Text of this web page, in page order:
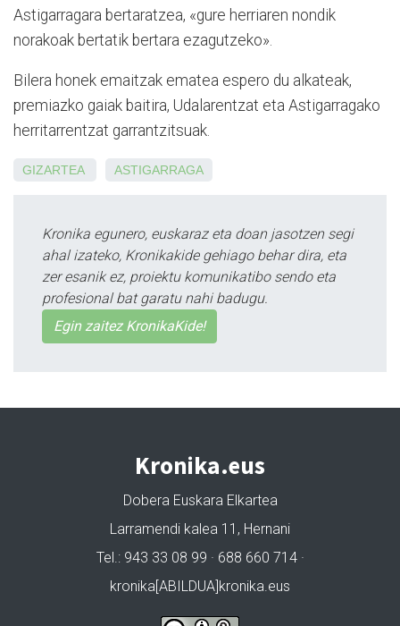
Astigarragara bertaratzea, «gure herriaren nondik
norakoak bertatik bertara ezagutzeko».
Bilera honek emaitzak ematea espero du alkateak,
premiazko gaiak baitira, Udalarentzat eta Astigarragako
herritarrentzat garrantzitsuak.
GIZARTEA ASTIGARRAGA
Kronika egunero, euskaraz eta doan jasotzen segi
ahal izateko, Kronikakide gehiago behar dira, eta
zer esanik ez, proiektu komunikatibo sendo eta
profesional bat garatu nahi badugu.
Egin zaitez KronikaKide!
Kronika.eus
Dobera Euskara Elkartea
Larramendi kalea 11, Hernani
Tel.: 943 33 08 99 · 688 660 714 ·
kronika[ABILDUA]kronika.eus